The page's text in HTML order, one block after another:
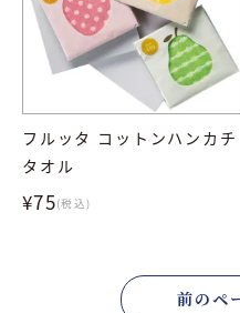
フルッタ コットンハンカチ
タオル
¥75(税込)
前のペ